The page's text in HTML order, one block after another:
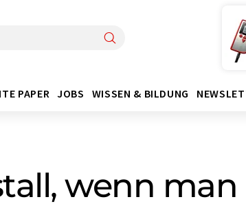
PAPER JOBS WISSEN & BILDUNG
wenn